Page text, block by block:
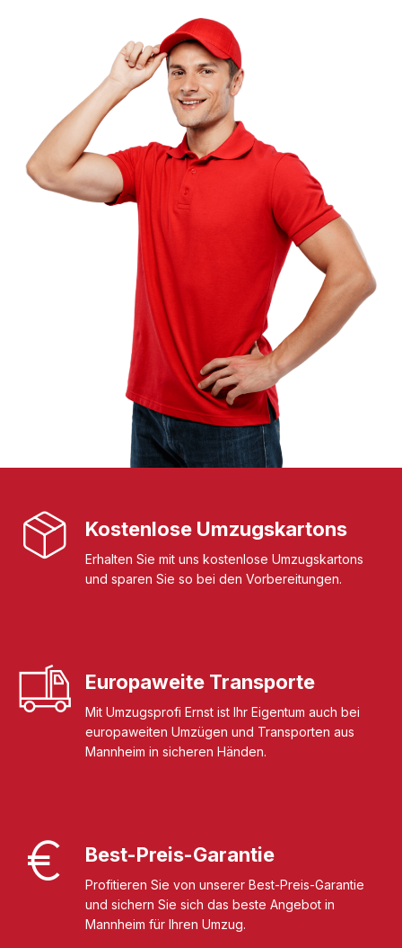
Kostenlose Umzugskartons
Erhalten Sie mit uns kostenlose Umzugskartons
und sparen Sie so bei den Vorbereitungen.
Europaweite Transporte
Mit Umzugsprofi Ernst ist Ihr Eigentum auch bei
europaweiten Umzügen und Transporten aus
Mannheim in sicheren Händen.
Best-Preis-Garantie
Profitieren Sie von unserer Best-Preis-Garantie
und sichern Sie sich das beste Angebot in
Mannheim für Ihren Umzug.